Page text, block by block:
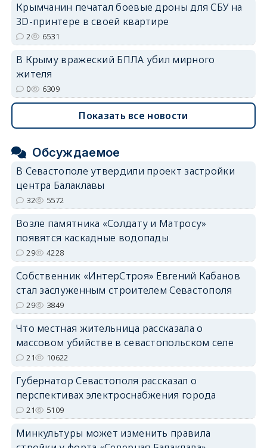
Крымчанин печатал боевые дроны для СБУ на
3D-принтере в своей квартире
2 6531
В Крыму вражеский БПЛА убил мирного
жителя
0 6309
Показать все новости
Обсуждаемое
В Севастополе утвердили проект застройки
центра Балаклавы
32 5572
Возле памятника «Солдату и Матросу»
появятся каскадные водопады
29 4228
Собственник «ИнтерСтроя» Евгений Кабанов
стал заслуженным строителем Севастополя
29 3849
Что местная жительница рассказала о
массовом убийстве в севастопольском селе
21 10622
Губернатор Севастополя рассказал о
перспективах электроснабжения города
21 5109
Минкультуры может изменить правила